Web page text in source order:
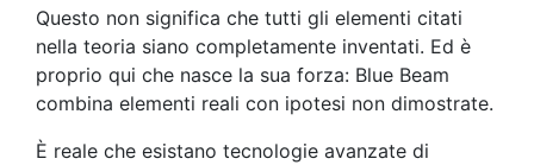
Questo non significa che tutti gli elementi citati
nella teoria siano completamente inventati. Ed è
proprio qui che nasce la sua forza: Blue Beam
combina elementi reali con ipotesi non dimostrate.
È reale che esistano tecnologie avanzate di